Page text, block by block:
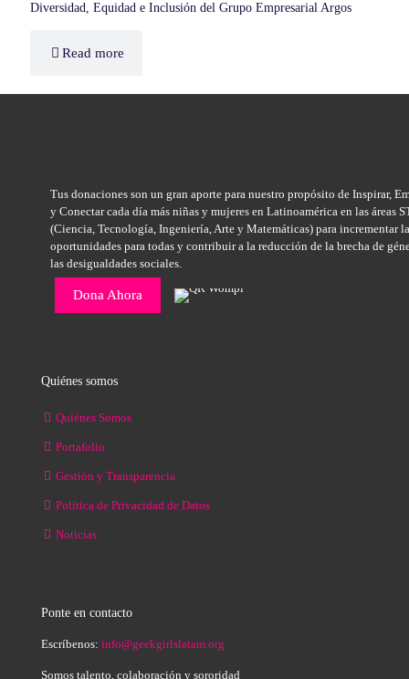
Diversidad, Equidad e Inclusión del Grupo Empresarial Argos
Read more
Tus donaciones son un gran aporte para nuestro propósito de Inspirar,
y Conectar cada día más niñas y mujeres en Latinoamérica en las áreas
(Ciencia, Tecnología, Ingeniería, Arte y Matemáticas) para incrementar
oportunidades para todas y contribuir a la reducción de la brecha de
las desigualdades sociales.
Dona Ahora
Quiénes somos
Quiénes Somos
Portafolio
Gestión y Transparencia
Política de Privacidad de Datos
Noticias
Ponte en contacto
Escríbenos: info@geekgirlslatam.org
Somos talento, colaboración y sororidad